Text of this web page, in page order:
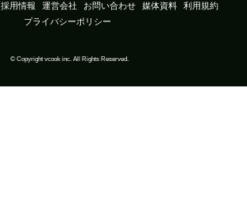
採用情報 運営会社 お問い合わせ 媒体資料
利用規約
プライバシーポリシー
© Copyright vcook inc. All Rights Reserved.